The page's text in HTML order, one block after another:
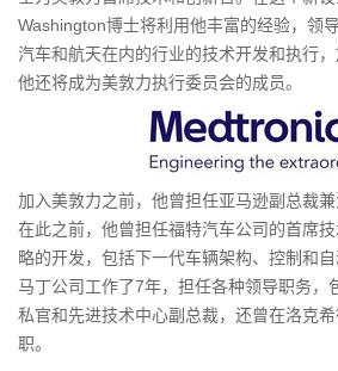
Washington博士将利用他丰富的经验，领
汽车和航天在内的行业的技术开发和执行，
他还将成为美敦力执行委员会的成员。
加入美敦力之前，他曾担任亚马逊副总裁兼
在此之前，他曾担任福特汽车公司的首席
略的开发，包括下一代车辆架构、控制和
马丁公司工作了7年，担任各种领导职务，
私官和先进技术中心副总裁，还曾在洛克
职。